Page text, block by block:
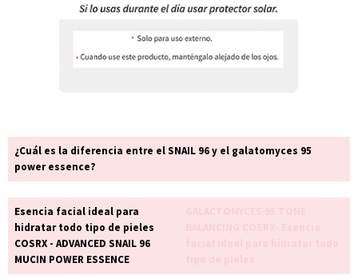
¿Cuál es la diferencia entre el SNAIL 96 y el galatomyces 95
power essence?
Esencia facial ideal para
hidratar todo tipo de pieles
COSRX - ADVANCED SNAIL 96
MUCIN POWER ESSENCE